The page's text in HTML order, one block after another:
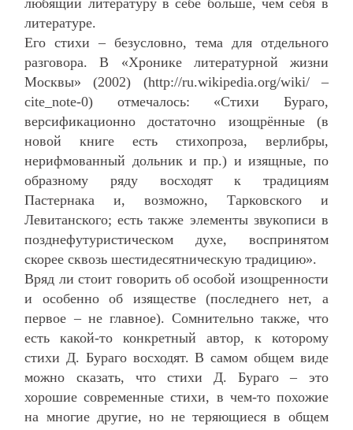
литературе.
Его стихи – безусловно, тема для отдельного
разговора. В «Хронике литературной жизни
Москвы» (2002) (http://ru.wikipedia.org/wiki/ –
cite_note-0) отмечалось: «Стихи Бураго,
версификационно достаточно изощрённые (в
новой книге есть стихопроза, верлибры,
нерифмованный дольник и пр.) и изящные, по
образному ряду восходят к традициям
Пастернака и, возможно, Тарковского и
Левитанского; есть также элементы звукописи в
позднефутуристическом духе, воспринятом
скорее сквозь шестидесятническую традицию».
Вряд ли стоит говорить об особой изощренности
и особенно об изяществе (последнего нет, а
первое – не главное). Сомнительно также, что
есть какой-то конкретный автор, к которому
стихи Д. Бураго восходят. В самом общем виде
можно сказать, что стихи Д. Бураго – это
хорошие современные стихи, в чем-то похожие
на многие другие, но не теряющиеся в общем